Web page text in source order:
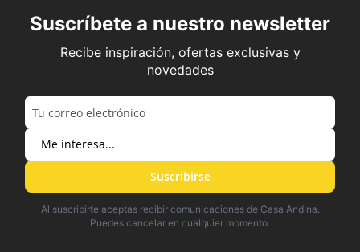
Suscríbete a nuestro newsletter
Recibe inspiración, ofertas exclusivas y
novedades
Suscribirse
Al suscribirte aceptas recibir comunicaciones de Casa Andina.
Puedes cancelar en cualquier momento.